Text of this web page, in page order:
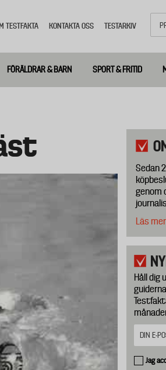
TESTFAKTA KONTAKTA OSS TESTARKIV
FÖRÄLDRAR & BARN SPORT & FRITID
Sedan
genom
Läs
Håll dig
Jag